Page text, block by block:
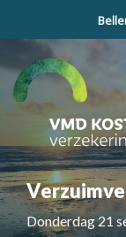
Donderdag 21